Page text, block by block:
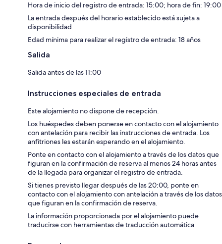
Hora de inicio del registro de entrada: 15:00; hora de fin: 19:00
La entrada después del horario establecido está sujeta a
disponibilidad
Edad mínima para realizar el registro de entrada: 18 años
Salida
Salida antes de las 11:00
Instrucciones especiales de entrada
Este alojamiento no dispone de recepción.
Los huéspedes deben ponerse en contacto con el alojamiento
con antelación para recibir las instrucciones de entrada. Los
anfitriones les estarán esperando en el alojamiento.
Ponte en contacto con el alojamiento a través de los datos que
figuran en la confirmación de reserva al menos 24 horas antes
de la llegada para organizar el registro de entrada.
Si tienes previsto llegar después de las 20:00, ponte en
contacto con el alojamiento con antelación a través de los datos
que figuran en la confirmación de reserva.
La información proporcionada por el alojamiento puede
traducirse con herramientas de traducción automática